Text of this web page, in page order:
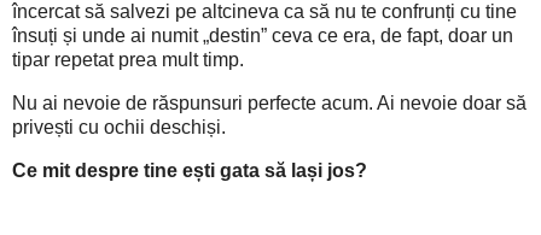
încercat să salvezi pe altcineva ca să nu te confrunți cu tine
însuți și unde ai numit „destin” ceva ce era, de fapt, doar un
tipar repetat prea mult timp.
Nu ai nevoie de răspunsuri perfecte acum. Ai nevoie doar să
privești cu ochii deschiși.
Ce mit despre tine ești gata să lași jos?